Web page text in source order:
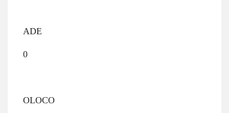
ADE
0
OLOCO